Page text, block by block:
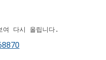
여 다시 올립니다.